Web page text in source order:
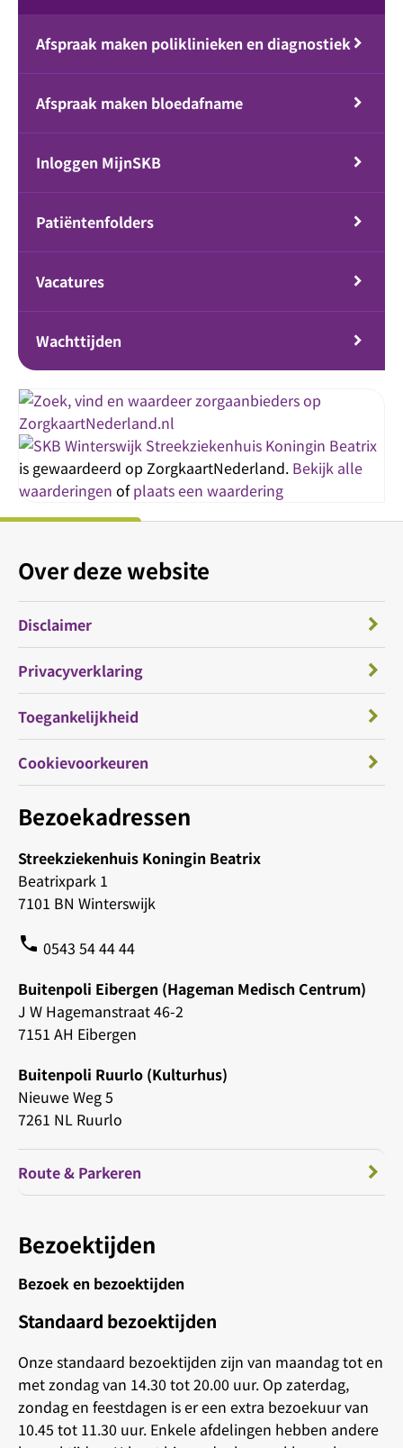
Afspraak maken poliklinieken en diagnostiek
Afspraak maken bloedafname
Inloggen MijnSKB
Patiëntenfolders
Vacatures
Wachttijden
Streekziekenhuis Koningin Beatrix
is gewaardeerd op ZorgkaartNederland. Bekijk alle
waarderingen ofplaats een waardering
Bezoekadressen
Streekziekenhuis Koningin Beatrix
Beatrixpark 1
7101 BN Winterswijk
phone 0543 54 44 44
Buitenpoli Eibergen (Hageman Medisch Centrum)
J W Hagemanstraat 46-2
7151 AH Eibergen
Buitenpoli Ruurlo (Kulturhus)
Nieuwe Weg 5
7261 NL Ruurlo
Route & Parkeren
Bezoektijden
Bezoek en bezoektijden
Standaard bezoektijden
Onze standaard bezoektijden zijn van maandag tot en
met zondag van 14.30 tot 20.00 uur. Op zaterdag,
zondag en feestdagen is er een extra bezoekuur van
10.45 tot 11.30 uur. Enkele afdelingen hebben andere
Over deze website
Disclaimer
Privacyverklaring
Toegankelijkheid
Cookievoorkeuren